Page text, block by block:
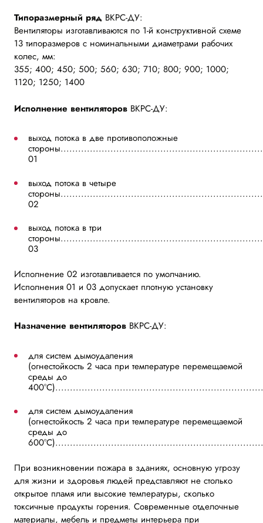
Типоразмерный ряд ВКРС-ДУ:
Вентиляторы изготавливаются по 1-й конструктивной схеме
13 типоразмеров с номинальными диаметрами рабочих
колес, мм:
355; 400; 450; 500; 560; 630; 710; 800; 900; 1000;
1120; 1250; 1400
Исполнение вентиляторов ВКРС-ДУ:
выход потока в две противоположные
01
выход потока в четыре
02
выход потока в три
03
Исполнение 02 изготавливается по умолчанию.
Исполнения 01 и 03 допускает плотную установку
вентиляторов на кровле.
Назначение вентиляторов ВКРС-ДУ:
для систем дымоудаления
(огнестойкость 2 часа при температуре перемещаемой
среды до
для систем дымоудаления
(огнестойкость 2 часа при температуре перемещаемой
среды до
При возникновении пожара в зданиях, основную угрозу
для жизни и здоровья людей представляют не столько
открытое пламя или высокие температуры, сколько
токсичные продукты горения. Современные отделочные
материалы, мебель и предметы интерьера при